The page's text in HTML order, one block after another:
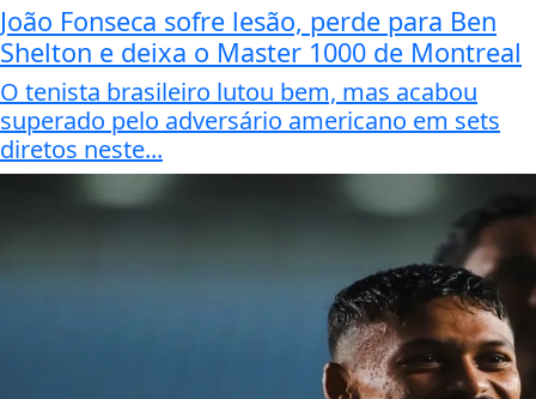
João Fonseca sofre lesão, perde para Ben
Shelton e deixa o Master 1000 de Montreal
O tenista brasileiro lutou bem, mas acabou
superado pelo adversário americano em sets
diretos neste...